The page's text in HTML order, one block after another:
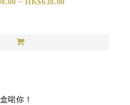
~ HK$638.00
啱你！